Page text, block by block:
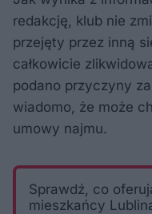
redakcję, klub nie
przejęty przez inną
całkowicie
podano przyczyny
wiadomo, że może
umowy najmu.
Sprawdź, co
mieszkańcy